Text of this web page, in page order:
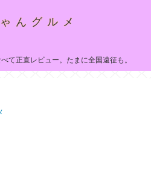
んグルメ
て正直レビュー。たまに全国遠征も。